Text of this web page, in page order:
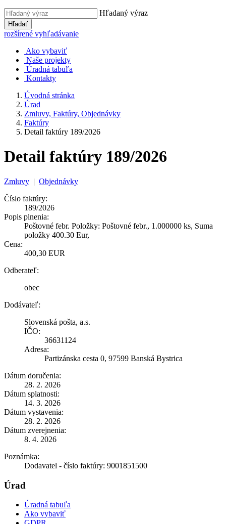
Hľadaný výraz
Hľadať
rozšírené vyhľadávanie
Ako vybaviť
Naše projekty
Úradná tabuľa
Kontakty
Úvodná stránka
Úrad
Zmluvy, Faktúry, Objednávky
Faktúry
Detail faktúry 189/2026
Detail faktúry 189/2026
Zmluvy | Objednávky
Číslo faktúry:
189/2026
Popis plnenia:
Poštovné febr. Položky: Poštovné febr., 1.000000 ks, Suma
položky 400.30 Eur,
Cena:
400,30 EUR
Odberateľ:
obec
Dodávateľ:
Slovenská pošta, a.s.
IČO:
36631124
Adresa:
Partizánska cesta 0, 97599 Banská Bystrica
Dátum doručenia:
28. 2. 2026
Dátum splatnosti:
14. 3. 2026
Dátum vystavenia:
28. 2. 2026
Dátum zverejnenia:
8. 4. 2026
Poznámka:
Dodavatel - číslo faktúry: 9001851500
Úrad
Úradná tabuľa
Ako vybaviť